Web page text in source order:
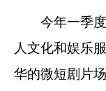
今年一季
人文化和娱乐
华的微短剧片